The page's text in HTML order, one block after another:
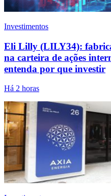
Investimentos
Eli Lilly (LILY34):
na carteira de ações
entenda por que investir
Há 2 horas